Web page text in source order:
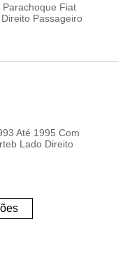
Fiat
Passageiro
Até 1995 Com
Lado Direito